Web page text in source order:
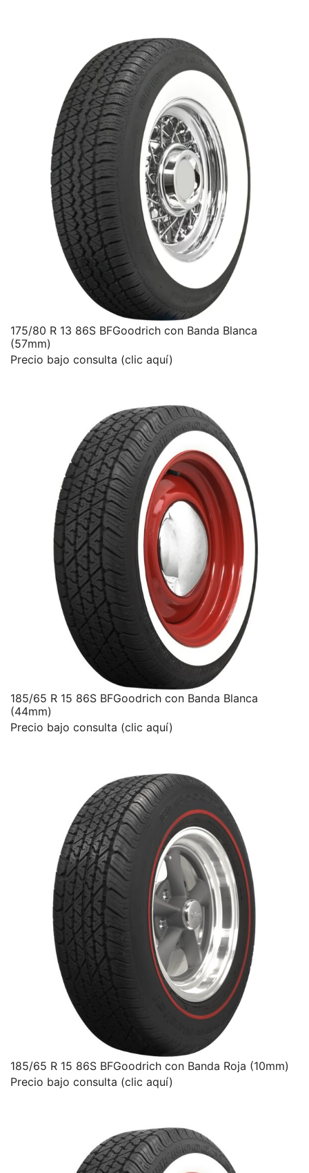
175/80 R 13 86S BFGoodrich con Banda Blanca
(57mm)
Precio bajo consulta (clic aquí)
185/65 R 15 86S BFGoodrich con Banda Blanca
(44mm)
Precio bajo consulta (clic aquí)
185/65 R 15 86S BFGoodrich con Banda Roja (10mm)
Precio bajo consulta (clic aquí)